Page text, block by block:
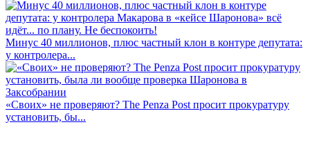
Минус 40 миллионов, плюс частный клон в контуре депутата:
у контролера...
«Своих» не проверяют? The Penza Post просит прокуратуру
установить, бы...